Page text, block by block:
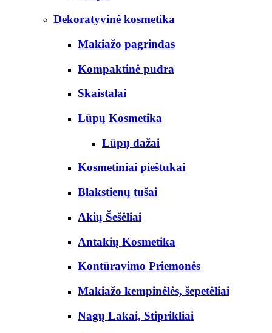
Dekoratyvinė kosmetika
Makiažo pagrindas
Kompaktinė pudra
Skaistalai
Lūpų Kosmetika
Lūpų dažai
Kosmetiniai pieštukai
Blakstienų tušai
Akių Šešėliai
Antakių Kosmetika
Kontūravimo Priemonės
Makiažo kempinėlės, šepetėliai
Nagų Lakai, Stiprikliai